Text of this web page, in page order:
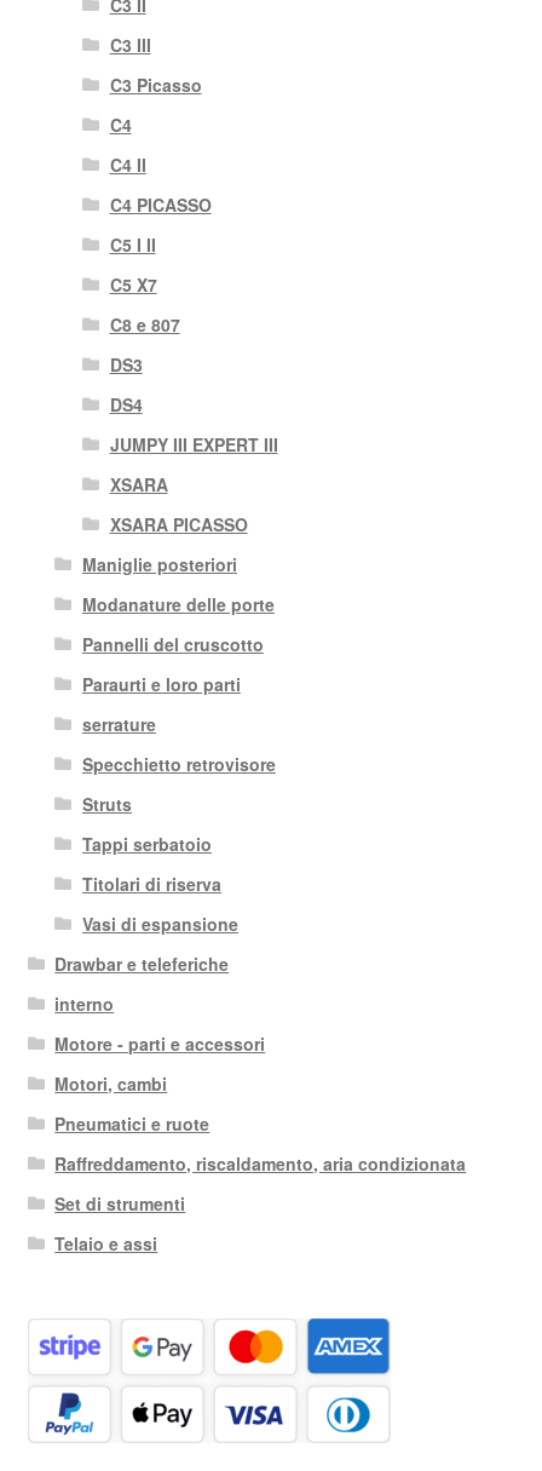
C3 II
C3 III
C3 Picasso
C4
C4 II
C4 PICASSO
C5 I II
C5 X7
C8 e 807
DS3
DS4
JUMPY III EXPERT III
XSARA
XSARA PICASSO
Maniglie posteriori
Modanature delle porte
Pannelli del cruscotto
Paraurti e loro parti
serrature
Specchietto retrovisore
Struts
Tappi serbatoio
Titolari di riserva
Vasi di espansione
Drawbar e teleferiche
interno
Motore - parti e accessori
Motori, cambi
Pneumatici e ruote
Raffreddamento, riscaldamento, aria condizionata
Set di strumenti
Telaio e assi